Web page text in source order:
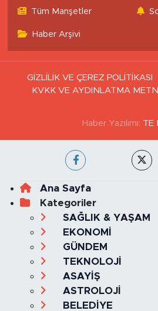
Tüm Manşetler
Haber Arşivi
GİZLİLİK VE ÇEREZ POLİTİKASI
KVKK VE AYDINLATMA METNİ
Haber Yazılımı: TE
Ana Sayfa
Kategoriler
SAĞLIK & YAŞAM
EKONOMİ
GÜNDEM
TEKNOLOJİ
ASAYİŞ
ASTROLOJİ
BELEDİYE